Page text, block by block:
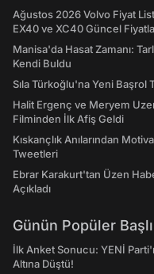
Ağustos 2026 Volvo Fiyat
EX40 ve XC40 Güncel
Manisa'da Hasat Zamanı:
Kendi Buldu
Sıla Türkoğlu'na Yeni
Halit Ergenç ve Meryem
Filminden İlk Afiş Geldi
Kıskançlık Anılarından
Tweetleri
Ebrar Karakurt'tan Üzen
Açıkladı
Günün Popüler
İlk Anket Sonucu: YENİ
Altına Düştü!